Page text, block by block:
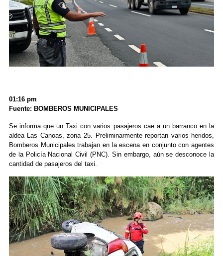
01:16 pm
Fuente: BOMBEROS MUNICIPALES
Se informa que un Taxi con varios pasajeros cae a un barranco en la
aldea Las Canoas, zona 25. Preliminarmente reportan varios heridos,
Bomberos Municipales trabajan en la escena en conjunto con agentes
de la Policía Nacional Civil (PNC). Sin embargo, aún se desconoce la
cantidad de pasajeros del taxi.